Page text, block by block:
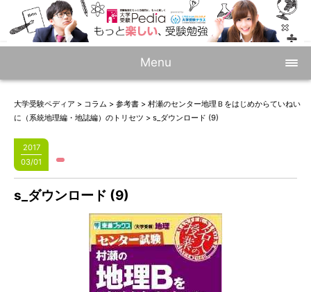
Menu
大学受験ペディア > コラム > 参考書 > 村瀬のセンター地理Ｂをはじめからていねい
に（系統地理編・地誌編）のトリセツ > s_ダウンロード (9)
2017
03/01
s_ダウンロード (9)